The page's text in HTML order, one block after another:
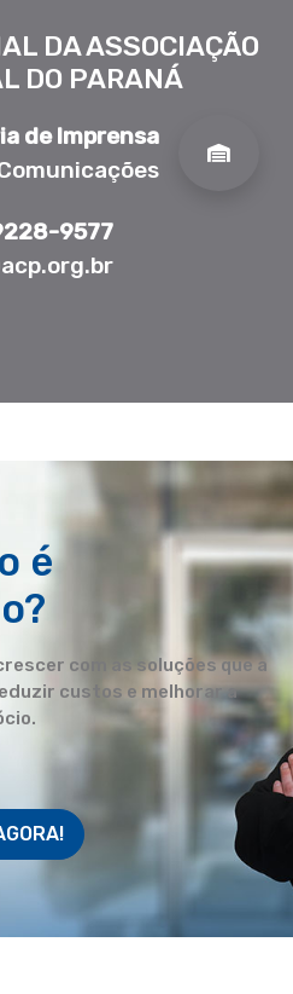
DA ASSOCIAÇÃO
DO PARANÁ
de Imprensa
9577
é
com as soluções que a
custos e melhorar a